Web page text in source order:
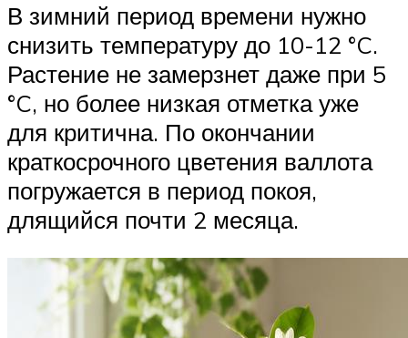
В зимний период времени нужно
снизить температуру до 10-12 °C.
Растение не замерзнет даже при 5
°C, но более низкая отметка уже
для критична. По окончании
краткосрочного цветения валлота
погружается в период покоя,
длящийся почти 2 месяца.